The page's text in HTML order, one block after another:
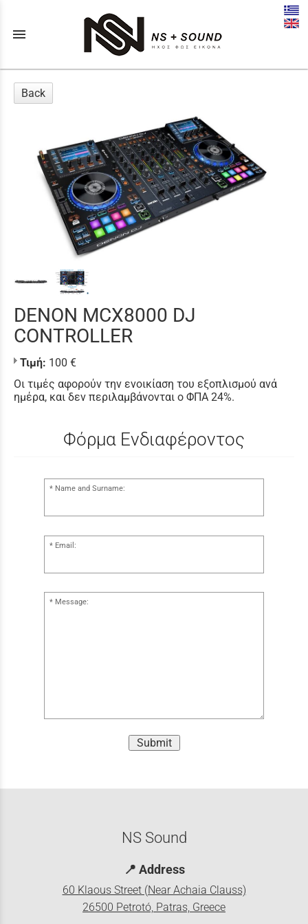
menu
Back
DENON MCX8000 DJ
CONTROLLER
Τιμή: 100 €
Οι τιμές αφορούν την ενοικίαση του εξοπλισμού ανά
ημέρα, και δεν περιλαμβάνονται ο ΦΠΑ 24%.
Φόρμα Ενδιαφέροντος
Name and Surname:
Email:
Message:
Submit
NS Sound
📍 Address
60 Klaous Street (Near Achaia Clauss)
26500 Petrotó, Patras, Greece